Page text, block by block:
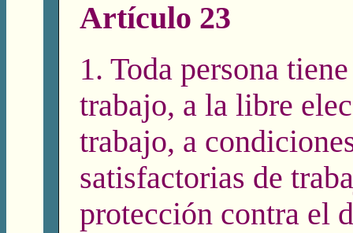
Artículo 23
1. Toda persona
trabajo, a la libre
trabajo, a
satisfactorias de
protección contra el